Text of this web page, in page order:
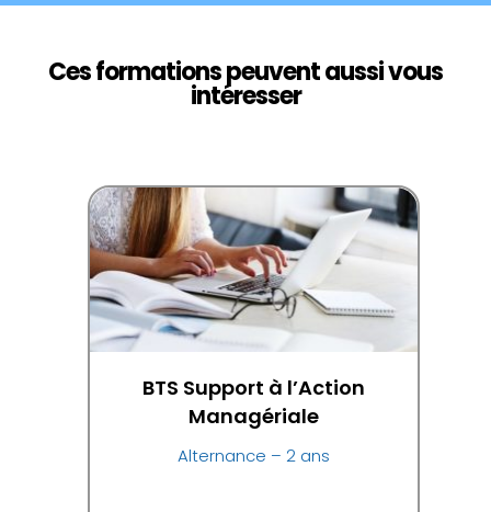
Ces formations peuvent aussi vous
intéresser
BTS Support à l’Action
Managériale
Alternance – 2 ans